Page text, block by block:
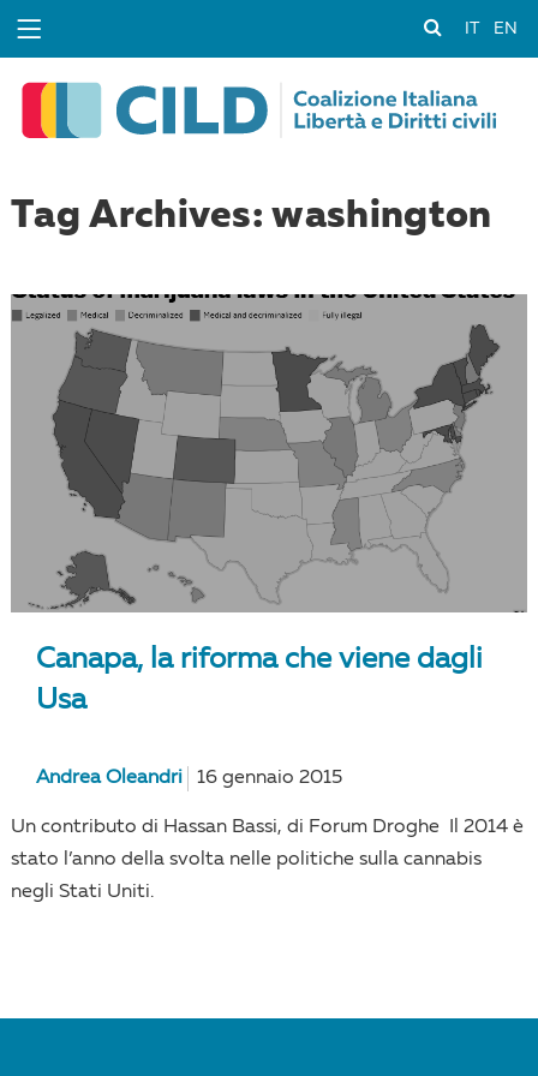
EN
Tag Archives: washington
Canapa, la riforma che viene dagli
Usa
Andrea Oleandri 16 gennaio 2015
Un contributo di Hassan Bassi, di Forum Droghe Il 2014 è
stato l’anno della svolta nelle politiche sulla cannabis
negli Stati Uniti.